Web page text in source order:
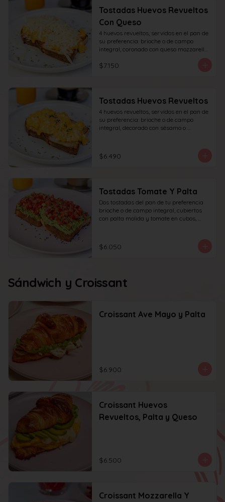
Tostadas Huevos Revueltos
Con Queso
4 huevos revueltos, servidos en el pan de
su preferencia: brioche o de campo
integral, coronado con queso mozzarella
rallado, decorado con sésamo o cibullete.
$7.150
Tostadas Huevos Revueltos
4 huevos revueltos, servidos en el pan de
su preferencia: brioche o de campo
integral, decorado con sésamo o
$6.490
Tostadas Tomate Y Palta
Dos tostadas del pan de tu preferencia
brioche o de campo integral, cubiertos
con palta molida y tomate en cubos,
$6.050
Sándwich y Croissant
Croissant Ave Mayo y Palta
$6.900
Croissant Huevos
Revueltos, Palta y Queso
$6.500
Croissant Mozzarella Y